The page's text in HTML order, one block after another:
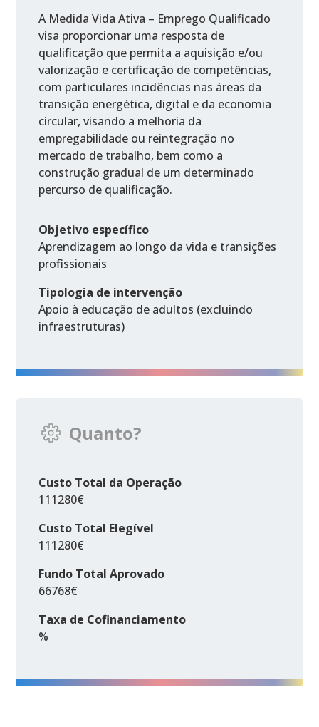
A Medida Vida Ativa – Emprego Qualificado
visa proporcionar uma resposta de
qualificação que permita a aquisição e/ou
valorização e certificação de competências,
com particulares incidências nas áreas da
transição energética, digital e da economia
circular, visando a melhoria da
empregabilidade ou reintegração no
mercado de trabalho, bem como a
construção gradual de um determinado
percurso de qualificação.
Objetivo específico
Aprendizagem ao longo da vida e transições
profissionais
Tipologia de intervenção
Apoio à educação de adultos (excluindo
infraestruturas)
Quanto?
Custo Total da Operação
111280€
Custo Total Elegível
111280€
Fundo Total Aprovado
66768€
Taxa de Cofinanciamento
%